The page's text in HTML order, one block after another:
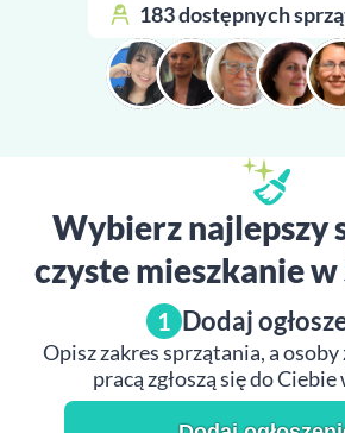
183 dostępnych
Wybierz najlepszy
czyste mieszkanie w
1 Dodaj
Opisz zakres sprzątania, a
pracą zgłoszą się do Ciebie